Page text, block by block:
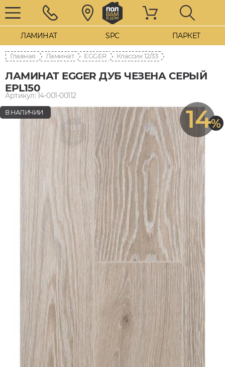
ЛАМИНАТ SPC ПАРКЕТ
Главная Ламинат EGGER 12/33 Классик
ЛАМИНАТ EGGER ДУБ ЧЕЗЕНА СЕРЫЙ
EPL150
Артикул: 14-001-00112
14%
В НАЛИЧИИ